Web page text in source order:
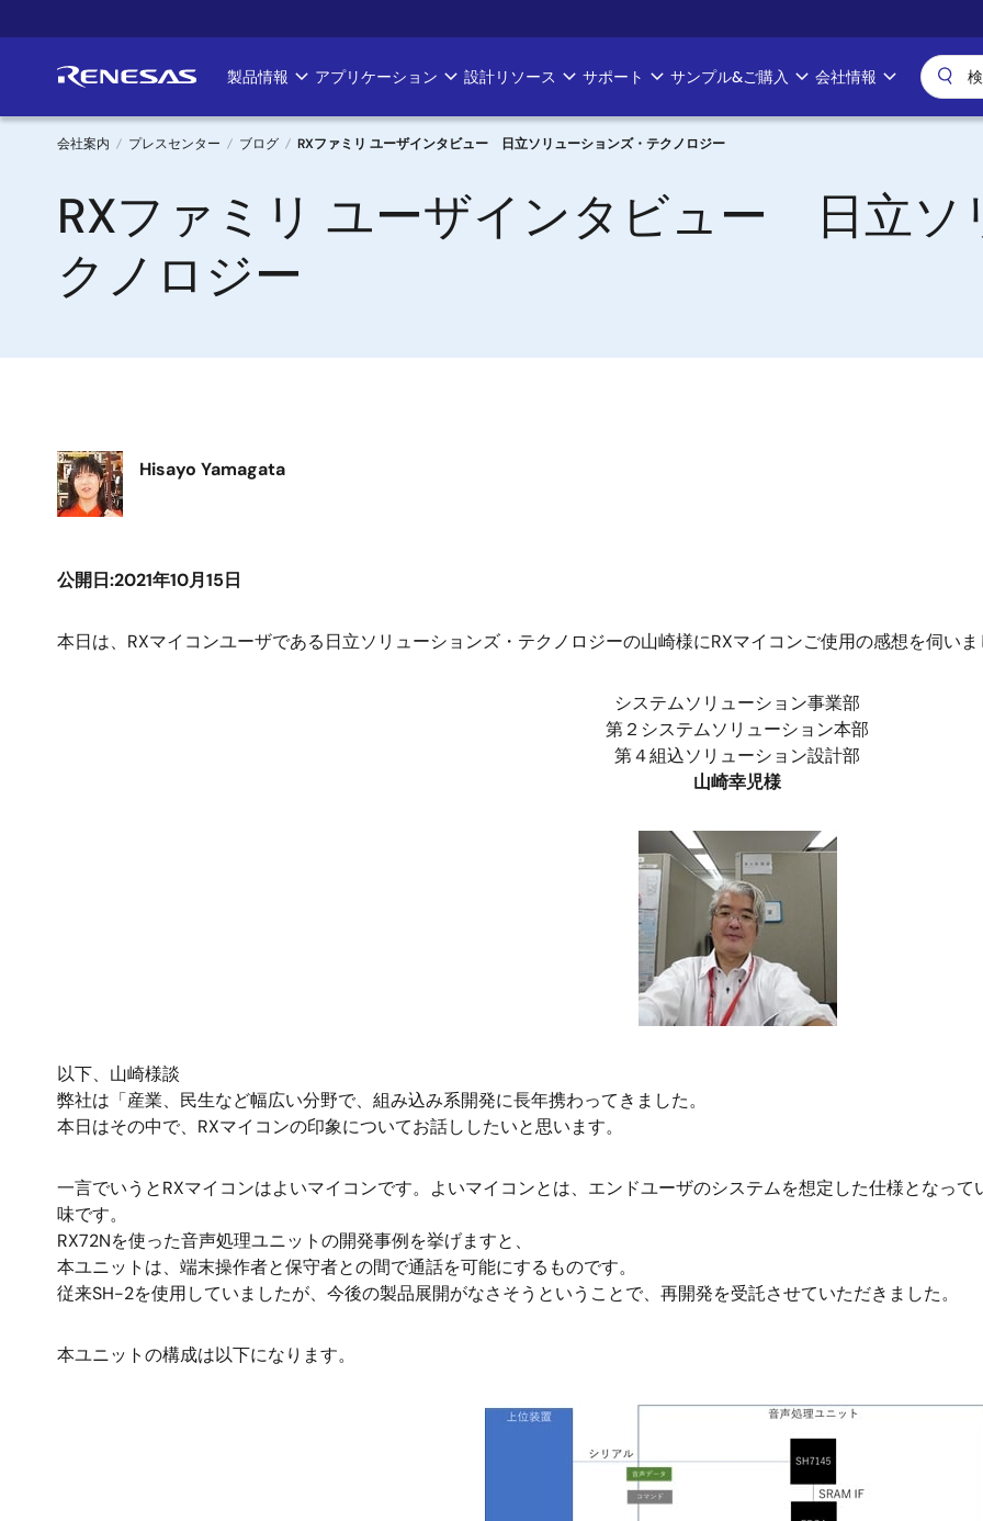
イ
ン
Main
navigation
製品情報 アプリケーション 設計リソース サポート サンプル&ご購入 会社情報
パ
ン
く
会社案内 プレスセンター ブログ RXファミリ ユーザインタビュー 日立ソリューションズ・テクノロジー
RXファミリ ユーザインタビュー 日立ソ
クノロジー
画
像
Hisayo Yamagata
公開日:2021年10月15日
本日は、RXマイコンユーザである日立ソリューションズ・テクノロジーの山崎様にRXマイコンご使用の感想を伺い
システムソリューション事業部
第２システムソリューション本部
第４組込ソリューション設計部
山崎幸児様
以下、山崎様談
弊社は「産業、民生など幅広い分野で、組み込み系開発に長年携わってきました。
本日はその中で、RXマイコンの印象についてお話ししたいと思います。
一言でいうとRXマイコンはよいマイコンです。よいマイコンとは、エンドユーザのシステムを想定した仕様となっ
味です。
RX72Nを使った音声処理ユニットの開発事例を挙げますと、
本ユニットは、端末操作者と保守者との間で通話を可能にするものです。
従来SH-2を使用していましたが、今後の製品展開がなさそうということで、再開発を受託させていただきました。
本ユニットの構成は以下になります。
画